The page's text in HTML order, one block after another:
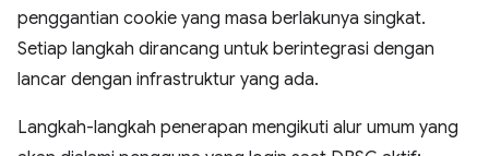
penggantian cookie yang masa berlakunya singkat.
Setiap langkah dirancang untuk berintegrasi dengan
lancar dengan infrastruktur yang ada.
Langkah-langkah penerapan mengikuti alur umum yang